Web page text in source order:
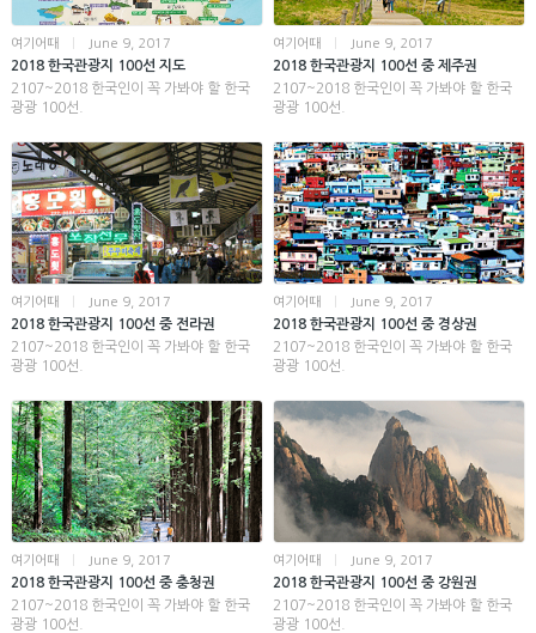
여기어때 June 9, 2017
2018 한국관광지 100선 지도
2107~2018 한국인이 꼭 가봐야 할 한국
광광 100선.
여기어때 June 9, 2017
2018 한국관광지 100선 중 제주권
2107~2018 한국인이 꼭 가봐야 할 한국
광광 100선.
여기어때 June 9, 2017
2018 한국관광지 100선 중 전라권
2107~2018 한국인이 꼭 가봐야 할 한국
광광 100선.
여기어때 June 9, 2017
2018 한국관광지 100선 중 경상권
2107~2018 한국인이 꼭 가봐야 할 한국
광광 100선.
여기어때 June 9, 2017
2018 한국관광지 100선 중 충청권
2107~2018 한국인이 꼭 가봐야 할 한국
광광 100선.
여기어때 June 9, 2017
2018 한국관광지 100선 중 강원권
2107~2018 한국인이 꼭 가봐야 할 한국
광광 100선.